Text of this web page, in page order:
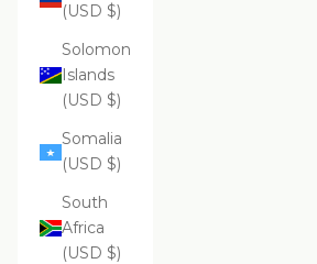
(USD $)
Solomon
Islands
(USD $)
Somalia
(USD $)
South
Africa
(USD $)